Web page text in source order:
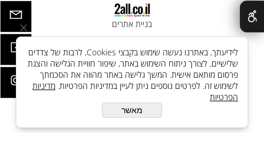
בניית אתרים
לידיעתך, באתרנו נעשה שימוש בקבצי Cookies, לרבות של צדדים
שלישיים, לצורך ניתוח השימוש באתר, שיפור חוויית הגלישה והצגת
פרסום מותאם אישית. המשך גלישה באתר מהווה את הסכמתך
לשימוש זה. לפרטים נוספים ניתן לעיין במדיניות הפרטיות. מדיניות
הפרטיות
מאשר